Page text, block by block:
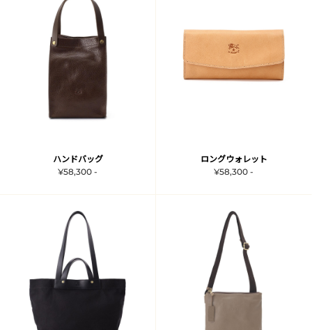
ハンドバッグ
¥58,300 -
ロングウォレット
¥58,300 -